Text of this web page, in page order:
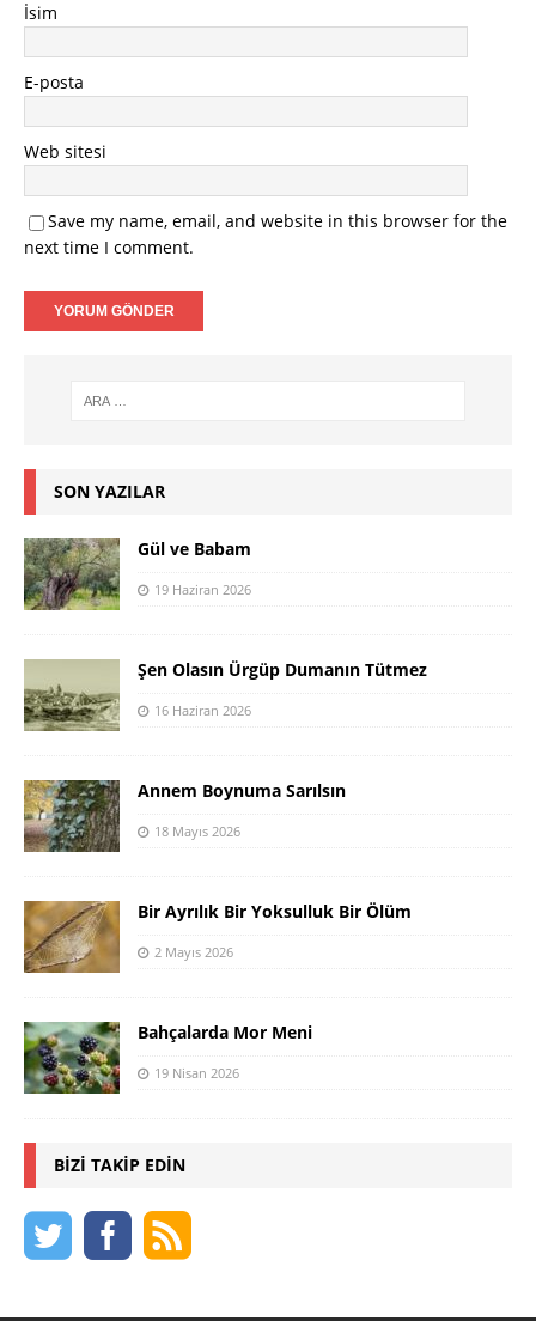
İsim
E-posta
Web sitesi
Save my name, email, and website in this browser for the
next time I comment.
SON YAZILAR
Gül ve Babam
19 Haziran 2026
Şen Olasın Ürgüp Dumanın Tütmez
16 Haziran 2026
Annem Boynuma Sarılsın
18 Mayıs 2026
Bir Ayrılık Bir Yoksulluk Bir Ölüm
2 Mayıs 2026
Bahçalarda Mor Meni
19 Nisan 2026
BIZI TAKIP EDIN